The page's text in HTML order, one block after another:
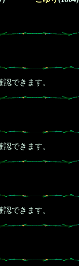
できます。
できます。
できます。